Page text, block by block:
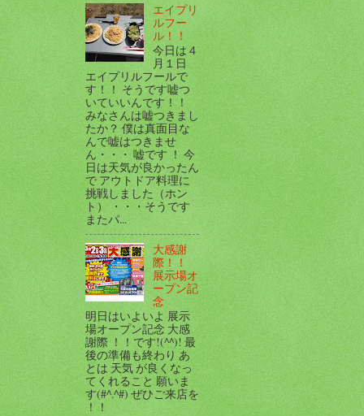
エイプリ
ルフー
ル！！
今日は４
月１日
エイプリルフールで
す！！ そうです嘘つ
いていいんです！！
みなさんは嘘つきまし
たか？ 僕は真面目な
んで嘘はつきませ
ん・・・ 嘘です ！ 今
日は天気が良かったん
で アウトドア料理に
挑戦しました（ホン
ト） ・・・そうです
またパ...
大感謝
際！！
展示場オ
ープン記
念
明日はいよいよ 展示
場オープン記念 大感
謝際 ！！です!(^^)! 最
後の準備も終わり あ
とは 天気 が良くなっ
てくれること 願いま
す(#^.^#) ぜひご来店を
！！